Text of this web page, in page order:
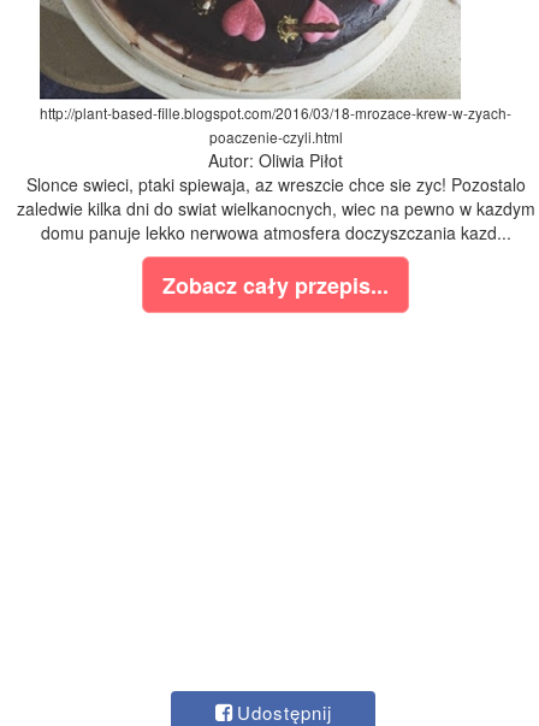
http://plant-based-fille.blogspot.com/2016/03/18-mrozace-krew-w-zyach-
poaczenie-czyli.html
Autor: Oliwia Piłot
Slonce swieci, ptaki spiewaja, az wreszcie chce sie zyc! Pozostalo
zaledwie kilka dni do swiat wielkanocnych, wiec na pewno w kazdym
domu panuje lekko nerwowa atmosfera doczyszczania kazd...
Zobacz cały przepis...
Udostępnij